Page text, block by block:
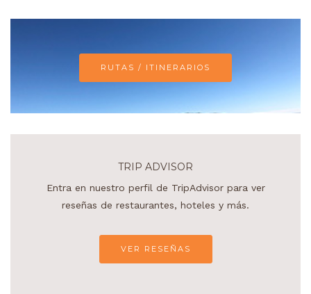
RUTAS / ITINERARIOS
TRIP ADVISOR
Entra en nuestro perfil de TripAdvisor para ver
reseñas de restaurantes, hoteles y más.
VER RESEÑAS